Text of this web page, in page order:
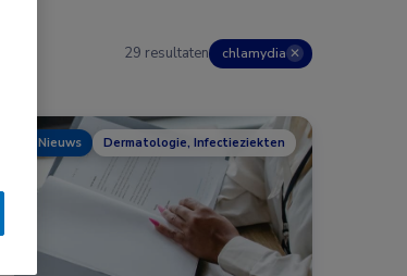
29 resultaten chlamydia ✕
Nieuws Dermatologie, Infectieziekten